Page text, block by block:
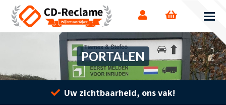
PORTALEN
Uw zichtbaarheid, ons vak!